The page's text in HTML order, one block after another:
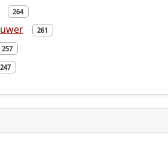
264
261
257
247